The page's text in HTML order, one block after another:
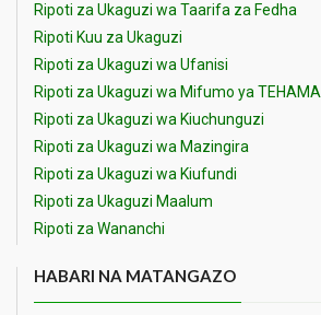
Ripoti za Ukaguzi wa Taarifa za Fedha
Ripoti Kuu za Ukaguzi
Ripoti za Ukaguzi wa Ufanisi
Ripoti za Ukaguzi wa Mifumo ya TEHAMA
Ripoti za Ukaguzi wa Kiuchunguzi
Ripoti za Ukaguzi wa Mazingira
Ripoti za Ukaguzi wa Kiufundi
Ripoti za Ukaguzi Maalum
Ripoti za Wananchi
HABARI NA MATANGAZO